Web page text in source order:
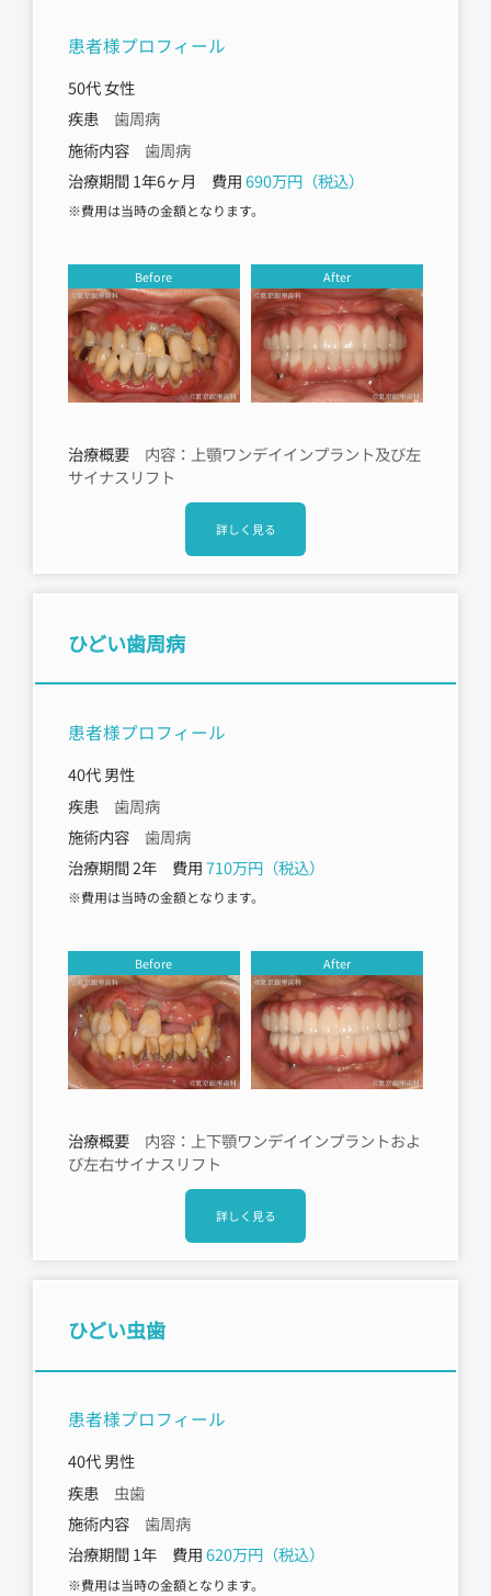
患者様プロフィール
50代 女性
疾患 歯周病
施術内容 歯周病
治療期間 1年6ヶ月 費用690万円（税込）
※費用は当時の金額となります。
Before After
治療概要
内容：上顎ワンデイインプラント及び左
サイナスリフト
詳しく見る
ひどい歯周病
患者様プロフィール
40代 男性
疾患 歯周病
施術内容 歯周病
治療期間 2年 費用710万円（税込）
※費用は当時の金額となります。
Before After
治療概要
内容：上下顎ワンデイインプラントおよ
び左右サイナスリフト
詳しく見る
ひどい虫歯
患者様プロフィール
40代 男性
疾患
虫歯
施術内容 歯周病
治療期間 1年 費用620万円（税込）
※費用は当時の金額となります。